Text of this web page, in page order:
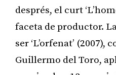
després, el curt
faceta de productor.
ser ‘L’orfenat’ (2007),
Guillermo del Toro,